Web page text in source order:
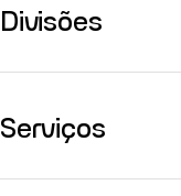
Divisões
Serviços